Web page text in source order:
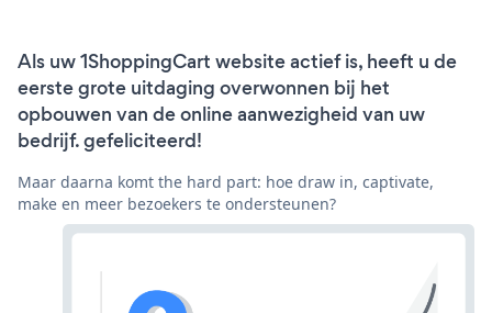
Als uw 1ShoppingCart website actief is, heeft u de
eerste grote uitdaging overwonnen bij het
opbouwen van de online aanwezigheid van uw
bedrijf. gefeliciteerd!
Maar daarna komt the hard part: hoe draw in, captivate,
make en meer bezoekers te ondersteunen?